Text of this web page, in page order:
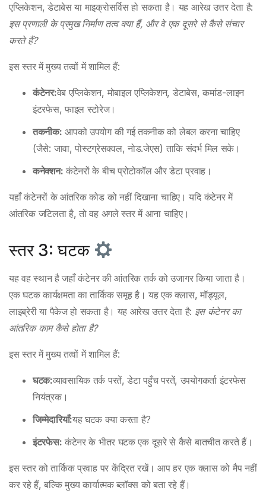
एप्लिकेशन, डेटाबेस या माइक्रोसर्विस हो सकता है। यह आरेख उत्तर देता है:
इस प्रणाली के प्रमुख निर्माण तत्व क्या हैं, और वे एक दूसरे से कैसे संचार
करते हैं?
इस स्तर में मुख्य तत्वों में शामिल हैं:
कंटेनर:वेब एप्लिकेशन, मोबाइल एप्लिकेशन, डेटाबेस, कमांड-लाइन
इंटरफेस, फाइल स्टोरेज।
तकनीक: आपको उपयोग की गई तकनीक को लेबल करना चाहिए
(जैसे: जावा, पोस्टग्रेसक्वल, नोड.जेएस) ताकि संदर्भ मिल सके।
कनेक्शन: कंटेनरों के बीच प्रोटोकॉल और डेटा प्रवाह।
यहाँ कंटेनरों के आंतरिक कोड को नहीं दिखाना चाहिए। यदि कंटेनर में
आंतरिक जटिलता है, तो वह अगले स्तर में आना चाहिए।
स्तर 3: घटक
यह वह स्थान है जहाँ कंटेनर की आंतरिक तर्क को उजागर किया जाता है।
एक घटक कार्यक्षमता का तार्किक समूह है। यह एक क्लास, मॉड्यूल,
लाइब्रेरी या पैकेज हो सकता है। यह आरेख उत्तर देता है: इस कंटेनर का
आंतरिक काम कैसे होता है?
इस स्तर में मुख्य तत्वों में शामिल हैं:
घटक:व्यावसायिक तर्क परतें, डेटा पहुँच परतें, उपयोगकर्ता इंटरफेस
नियंत्रक।
जिम्मेदारियाँ:यह घटक क्या करता है?
इंटरफेस: कंटेनर के भीतर घटक एक दूसरे से कैसे बातचीत करते हैं।
इस स्तर को तार्किक प्रवाह पर केंद्रित रखें। आप हर एक क्लास को मैप नहीं
कर रहे हैं, बल्कि मुख्य कार्यात्मक ब्लॉक्स को बता रहे हैं।